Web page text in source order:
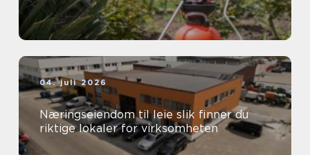
04. juli 2026
Næringseiendom til leie slik finner du
riktige lokaler for virksomheten